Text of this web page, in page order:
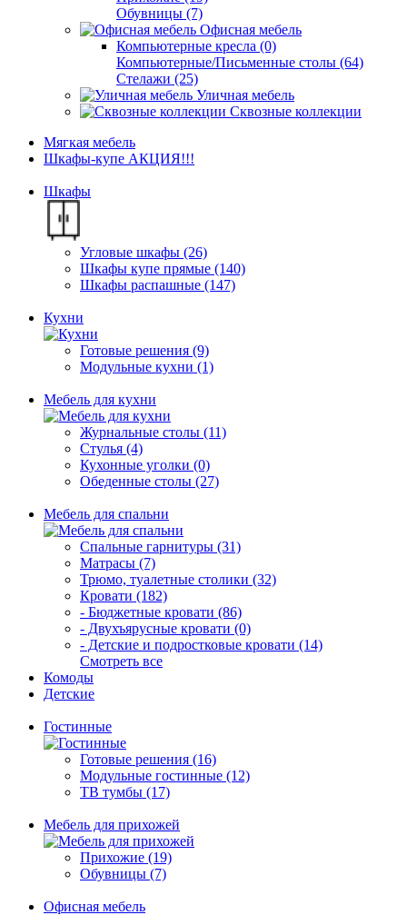
Обувницы (7)
Офисная мебель
Компьютерные кресла (0)
Компьютерные/Письменные столы (64)
Стелажи (25)
Уличная мебель
Сквозные коллекции
Мягкая мебель
Шкафы-купе АКЦИЯ!!!
Шкафы
Угловые шкафы (26)
Шкафы купе прямые (140)
Шкафы распашные (147)
Кухни
Готовые решения (9)
Модульные кухни (1)
Мебель для кухни
Журнальные столы (11)
Стулья (4)
Кухонные уголки (0)
Обеденные столы (27)
Мебель для спальни
Спальные гарнитуры (31)
Матрасы (7)
Трюмо, туалетные столики (32)
Кровати (182)
- Бюджетные кровати (86)
- Двухъярусные кровати (0)
- Детские и подростковые кровати (14)
Смотреть все
Комоды
Детские
Гостинные
Готовые решения (16)
Модульные гостинные (12)
ТВ тумбы (17)
Мебель для прихожей
Прихожие (19)
Обувницы (7)
Офисная мебель